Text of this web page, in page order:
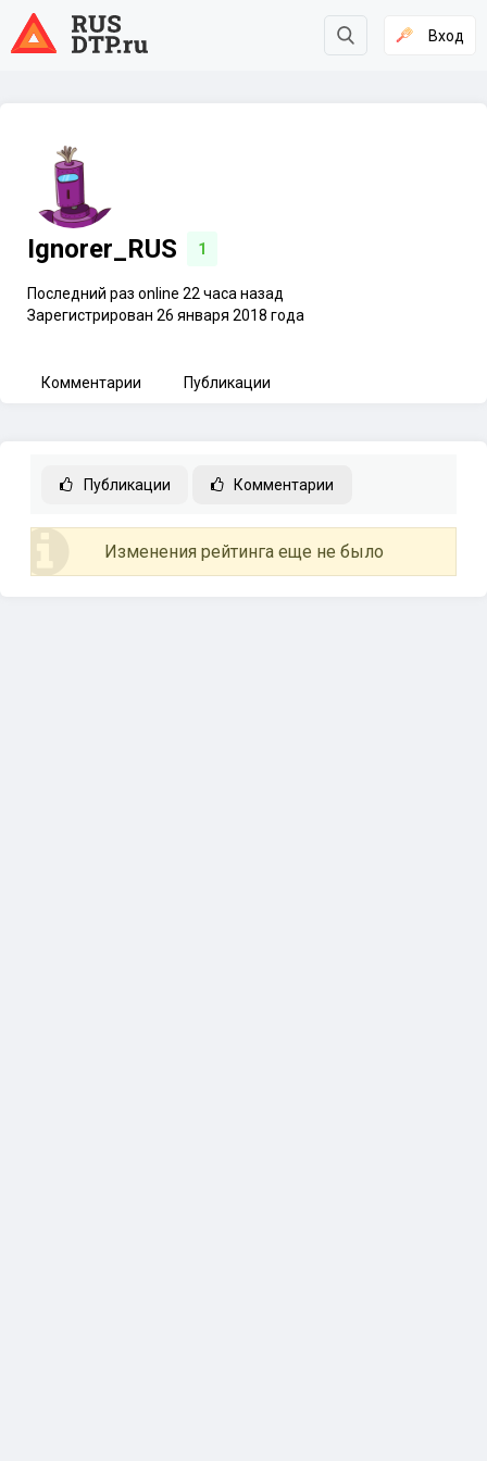
Вход
Ignorer_RUS 1
Последний раз online 22 часа назад
Зарегистрирован 26 января 2018 года
Комментарии Публикации
Публикации Комментарии
Изменения рейтинга еще не было